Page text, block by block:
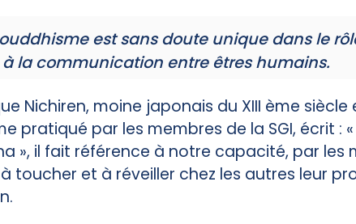
est sans doute unique dans le
la communication entre êtres humains.
Nichiren, moine japonais du XIII ème
pratiqué par les membres de la SGI, écrit :
», il fait référence à notre capacité, par les
toucher et à réveiller chez les autres leur